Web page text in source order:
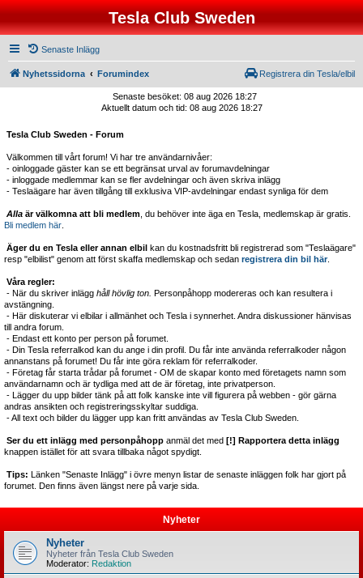
Tesla Club Sweden
Senaste Inlägg
Nyhetssidorna Forumindex Registrera din Tesla/elbil
Senaste besöket: 08 aug 2026 18:27
Aktuellt datum och tid: 08 aug 2026 18:27
Tesla Club Sweden - Forum
Välkommen till vårt forum! Vi har tre användarnivåer:
- oinloggade gäster kan se ett begränsat urval av forumavdelningar
- inloggade medlemmar kan se fler avdelningar och även skriva inlägg
- Teslaägare har även tillgång till exklusiva VIP-avdelningar endast synliga för dem
Alla är välkomna att bli medlem , du behöver inte äga en Tesla, medlemskap är gratis.
Bli medlem här
Äger du en Tesla eller annan elbil kan du kostnadsfritt bli registrerad som "Teslaägare"
resp "elbilist" genom att först skaffa medlemskap och sedan registrera din bil här.
Våra regler:
- När du skriver inlägg håll hövlig ton. Personpåhopp modereras och kan resultera i
avstängning.
- Här diskuterar vi elbilar i allmänhet och Tesla i synnerhet. Andra diskussioner hänvisas
till andra forum.
- Endast ett konto per person på forumet.
- Din Tesla referralkod kan du ange i din profil. Du får inte använda referralkoder någon
annanstans på forumet! Du får inte göra reklam för referralkoder.
- Företag får starta trådar på forumet - OM de skapar konto med företagets namn som
användarnamn och är tydliga med att de är företag, inte privatperson.
- Lägger du upp bilder tänk på att folk kanske inte vill figurera på webben - gör gärna
andras ansikten och registreringsskyltar suddiga.
- All text och bilder du lägger upp kan fritt användas av Tesla Club Sweden.
Ser du ett inlägg med personpåhopp anmäl det med [!] Rapportera detta inlägg
knappen istället för att svara tillbaka något spydigt.
Tips: Länken "Senaste Inlägg" i övre menyn listar de senaste inläggen folk har gjort på
forumet. Den finns även längst nere på varje sida.
Nyheter
Nyheter
Nyheter från Tesla Club Sweden
Moderator: Redaktion